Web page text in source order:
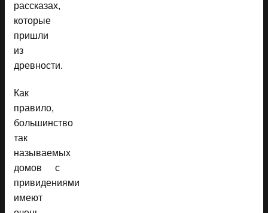
рассказах,
которые
пришли
из
древности.
Как
правило,
большинство
так
называемых
домов с
привидениями
имеют